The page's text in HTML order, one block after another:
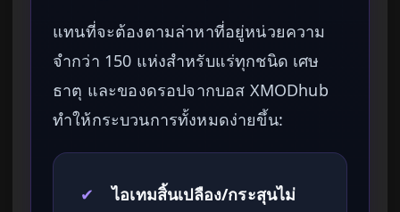
แทนที่จะต้องตามล่าหาที่อยู่หน่วยความ
จำกว่า 150 แห่งสำหรับแร่ทุกชนิด เศษ
ธาตุ และของดรอปจากบอส XMODhub
ทำให้กระบวนการทั้งหมดง่ายขึ้น:
✔
ไอเทมสิ้นเปลือง/กระสุนไม่